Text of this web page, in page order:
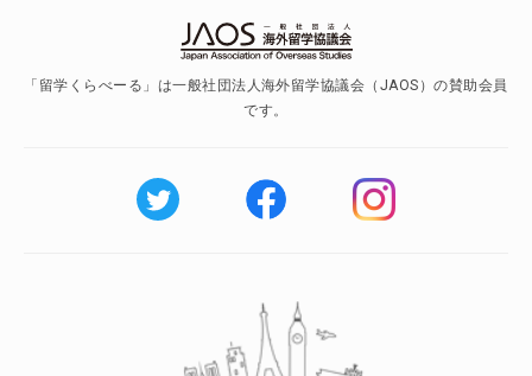
「留学くらべーる」は一般社団法人海外留学協議会（JAOS）の賛助会員
です。